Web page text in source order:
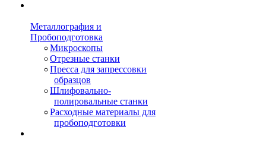
Металлография и
Пробоподготовка
Микроскопы
Отрезные станки
Пресса для запрессовки
образцов
Шлифовально-
полировальные станки
Расходные материалы для
пробоподготовки